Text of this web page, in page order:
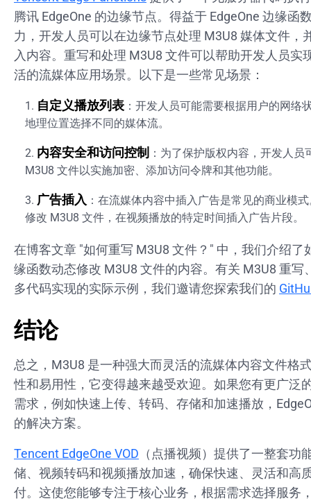
腾讯 EdgeOne 的边缘节点。得益于 EdgeOne 边缘函
力，开发人员可以在边缘节点处理 M3U8 媒体文件，
入内容。重写和处理 M3U8 文件可以帮助开发人员实
活的流媒体应用场景。以下是一些常见场景：
自定义播放列表 ：开发人员可能需要根据用户的网络
地理位置选择不同的媒体流。
内容安全和访问控制 ：为了保护版权内容，开发人员
M3U8 文件以实施加密、添加访问令牌和其他功能。
广告插入 ：在流媒体内容中插入广告是常见的商业模
修改 M3U8 文件，在视频播放的特定时间插入广告片段。
在博客文章 "如何重写 M3U8 文件？ " 中，我们介绍了
缘函数动态修改 M3U8 文件的内容。有关 M3U8 重写
多代码实现的实际示例，我们邀请您探索我们的
结论
总之，M3U8 是一种强大而灵活的流媒体内容文件格
性和易用性，它变得越来越受欢迎。如果您有更广泛
需求，例如快速上传、转码、存储和加速播放，
的解决方案。
Tencent EdgeOne VOD （点播视频）提供了一整套功
储、视频转码和视频播放加速，确保快速、灵活和高
付。这使您能够专注于核心业务，根据需求选择服务